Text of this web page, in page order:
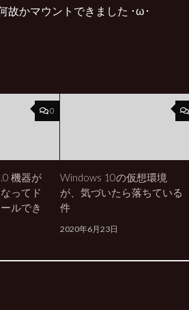
故かマウントできました ･ω･
0
機器が
ってド
ルでき
Windows 10の仮想環境
が、気づいたら落ちている
件
2020年6月23日